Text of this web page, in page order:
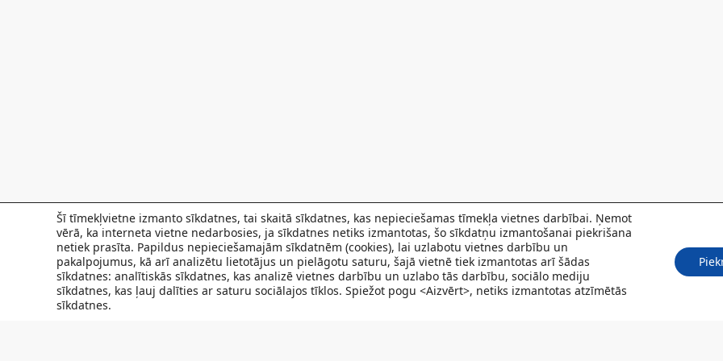
Šī tīmekļvietne izmanto sīkdatnes, tai skaitā sīkdatnes, kas nepieciešamas tīmekļa vietnes darbībai. Ņemot
vērā, ka interneta vietne nedarbosies, ja sīkdatnes netiks izmantotas, šo sīkdatņu izmantošanai piekrišana
netiek prasīta. Papildus nepieciešamajām sīkdatnēm (cookies), lai uzlabotu vietnes darbību un
pakalpojumus, kā arī analizētu lietotājus un pielāgotu saturu, šajā vietnē tiek izmantotas arī šādas
sīkdatnes: analītiskās sīkdatnes, kas analizē vietnes darbību un uzlabo tās darbību, sociālo mediju
sīkdatnes, kas ļauj dalīties ar saturu sociālajos tīklos. Spiežot pogu <Aizvērt>, netiks izmantotas atzīmētās
sīkdatnes.